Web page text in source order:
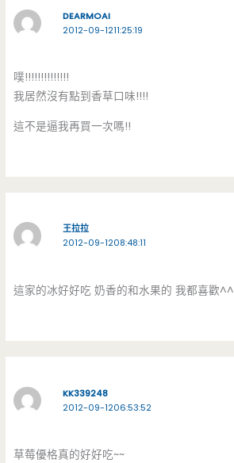
DEARMOAI
2012-09-1211:25:19
噗!!!!!!!!!!!!!!
我居然沒有點到香草口味!!!!
這不是逼我再買一次嗎!!
王拉拉
2012-09-1208:48:11
這家的冰好好吃 奶香的和水果的 我都喜歡^^
KK339248
2012-09-1206:53:52
草莓優格真的好好吃~~